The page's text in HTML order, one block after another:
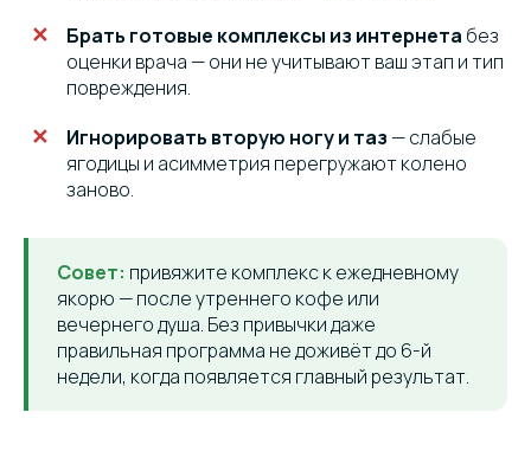
Брать готовые комплексы из интернета без
оценки врача — они не учитывают ваш этап и тип
повреждения.
Игнорировать вторую ногу и таз — слабые
ягодицы и асимметрия перегружают колено
заново.
Совет: привяжите комплекс к ежедневному
якорю — после утреннего кофе или
вечернего душа. Без привычки даже
правильная программа не доживёт до 6-й
недели, когда появляется главный результат.